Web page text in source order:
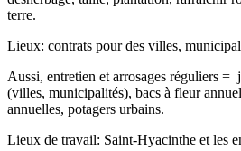
terre.
Lieux: contrats pour des villes,
Aussi, entretien et arrosages réguliers =
(villes, municipalités), bacs à fleur
annuelles, potagers urbains.
Lieux de travail: Saint-Hyacinthe et les